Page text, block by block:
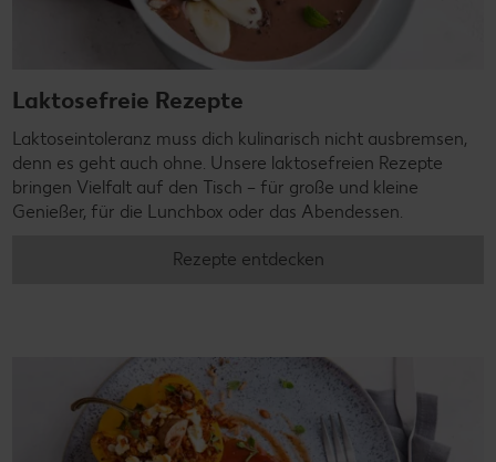
Laktosefreie Rezepte
Laktoseintoleranz muss dich kulinarisch nicht ausbremsen,
denn es geht auch ohne. Unsere laktosefreien Rezepte
bringen Vielfalt auf den Tisch – für große und kleine
Genießer, für die Lunchbox oder das Abendessen.
Rezepte entdecken